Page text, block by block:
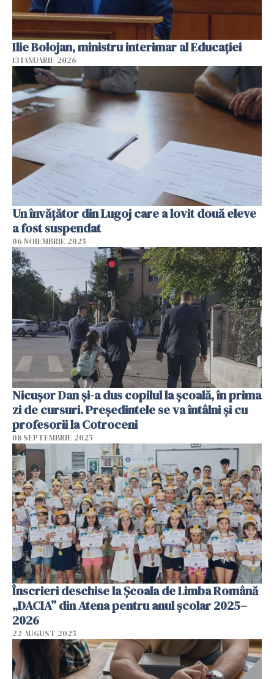
Ilie Bolojan, ministru interimar al Educaţiei
13 IANUARIE 2026
Un învățător din Lugoj care a lovit două eleve
a fost suspendat
06 NOIEMBRIE 2025
Nicușor Dan și-a dus copilul la școală, în prima
zi de cursuri. Președintele se va întâlni și cu
profesorii la Cotroceni
08 SEPTEMBRIE 2025
Înscrieri deschise la Școala de Limba Română
„DACIA” din Atena pentru anul școlar 2025–
2026
22 AUGUST 2025